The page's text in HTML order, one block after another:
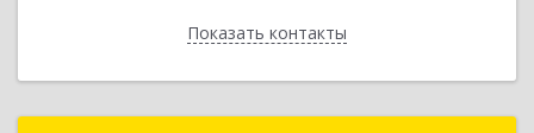
Показать контакты
Назад